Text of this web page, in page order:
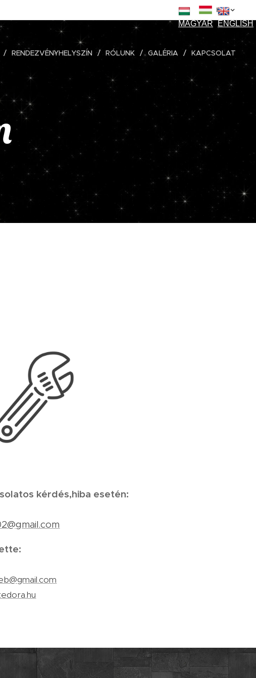
MAGYAR ENGLISH
HU
RENDEZVÉNYHELYSZÍN RÓLUNK GALÉRIA KAPCSOLAT
kérdés,hiba esetén: